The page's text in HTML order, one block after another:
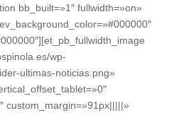
bb_built=»1″ fullwidth=»on»
wp-
ultimas-noticias.png»
custom_margin=»91px|||||»